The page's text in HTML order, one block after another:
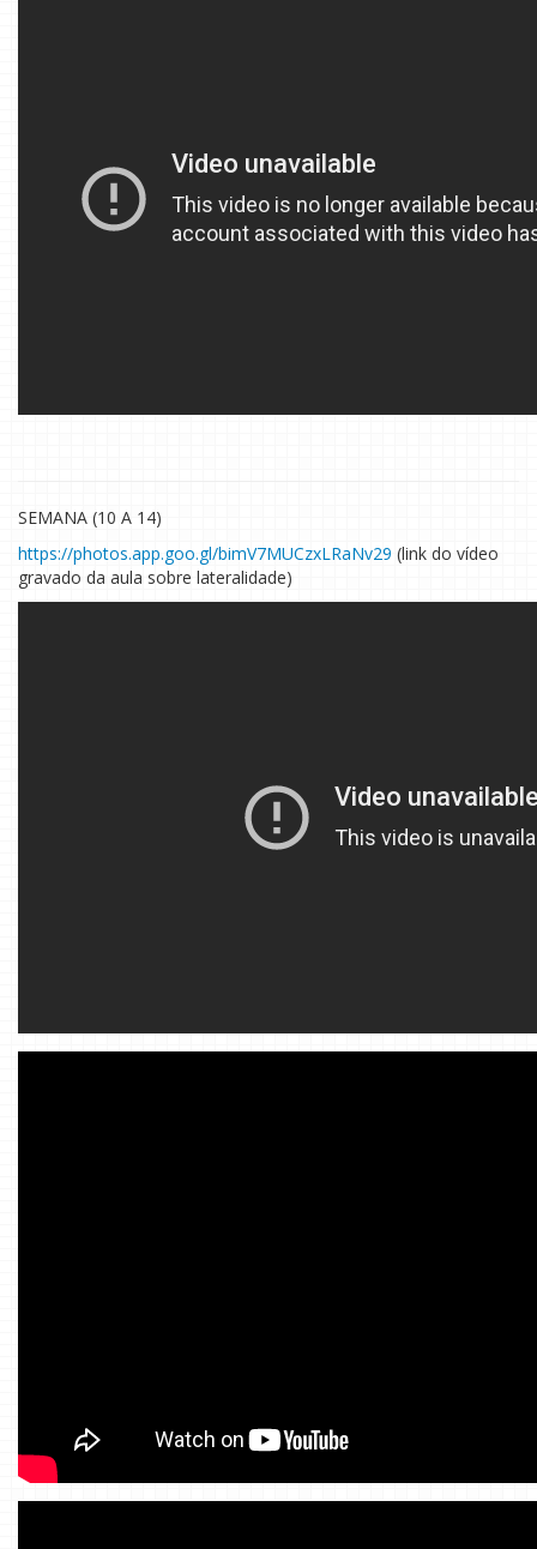
SEMANA (10 A 14)
https://photos.app.goo.gl/bimV7MUCzxLRaNv29 (link do vídeo
gravado da aula sobre lateralidade)